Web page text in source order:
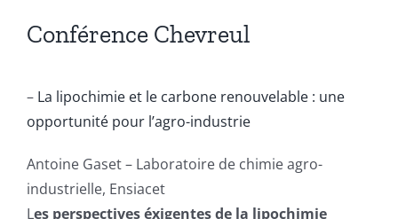
Conférence Chevreul
– La lipochimie et le carbone renouvelable : une
opportunité pour l’agro-industrie
Antoine Gaset – Laboratoire de chimie agro-
industrielle, Ensiacet
Les perspectives éxigentes de la lipochimie